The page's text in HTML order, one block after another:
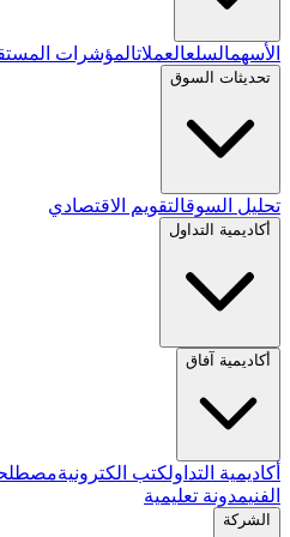
الأسهمالسلعالعملاتالمؤشرات
تحديثات السوق
تحليل السوقالتقويم الاقتصادي
أكاديمية التداول
أكاديمية آفاق
أكاديمية التداولكتب الكترونية
الفنيمدونة تعليمية
الشركة